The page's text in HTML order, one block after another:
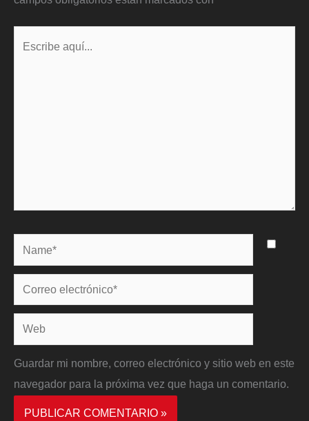
Name*
Correo
electrónico*
Web
Guardar mi nombre, correo electrónico y sitio web en este
navegador para la próxima vez que haga un comentario.